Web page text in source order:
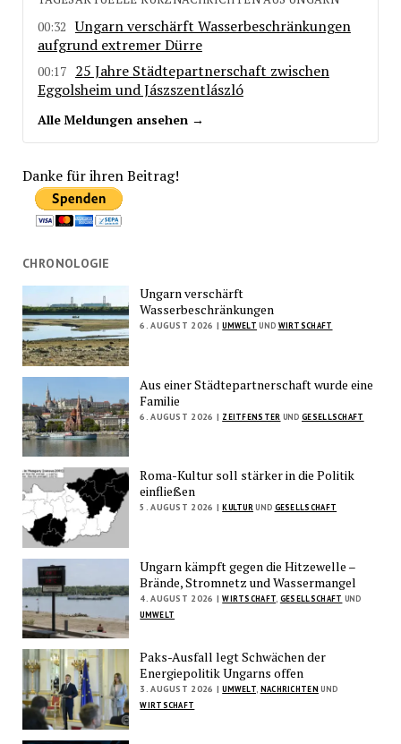
00:32
Ungarn verschärft Wasserbeschränkungen
aufgrund extremer Dürre
00:17
25 Jahre Städtepartnerschaft zwischen
Eggolsheim und Jászszentlászló
Alle Meldungen ansehen →
Danke für ihren Beitrag!
CHRONOLOGIE
Ungarn verschärft
Wasserbeschränkungen
6. AUGUST 2026 | UMWELT UND WIRTSCHAFT
Aus einer Städtepartnerschaft wurde eine
Familie
6. AUGUST 2026 | ZEITFENSTER UNDGESELLSCHAFT
Roma-Kultur soll stärker in die Politik
einfließen
5. AUGUST 2026 | KULTURUND GESELLSCHAFT
Ungarn kämpft gegen die Hitzewelle –
Brände, Stromnetz und Wassermangel
4. AUGUST 2026 | WIRTSCHAFT GESELLSCHAFT UND
UMWELT
Paks-Ausfall legt Schwächen der
Energiepolitik Ungarns offen
3. AUGUST 2026 | UMWELT, NACHRICHTEN UND
WIRTSCHAFT